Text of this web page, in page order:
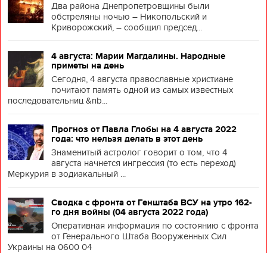
Два района Днепропетровщины были
обстреляны ночью – Никопольский и
Криворожский, – сообщил председ...
4 августа: Марии Магдалины. Народные
приметы на день
Сегодня, 4 августа православные христиане
почитают память одной из самых известных
последовательниц &nb...
Прогноз от Павла Глобы на 4 августа 2022
года: что нельзя делать в этот день
Знаменитый астролог говорит о том, что 4
августа начнется ингрессия (то есть переход)
Меркурия в зодиакальный ...
Сводка с фронта от Генштаба ВСУ на утро 162-
го дня войны (04 августа 2022 года)
Оперативная информация по состоянию с фронта
от Генерального Штаба Вооруженных Сил
Украины на 0600 04